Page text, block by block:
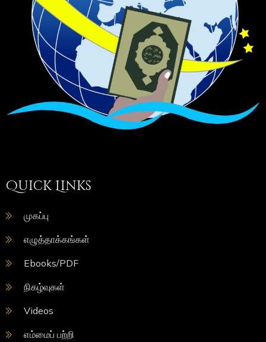
Quick Links
முகப்பு
எழுத்தாக்கங்கள்
Ebooks/PDF
நிகழ்வுகள்
Videos
எம்மைப் பற்றி